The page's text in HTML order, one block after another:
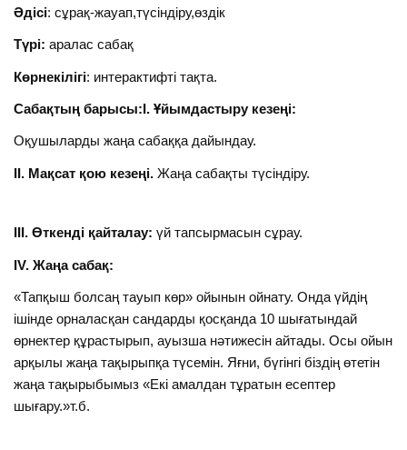
Әдісі: сұрақ-жауап,түсіндіру,өздік
Түрі:аралас сабақ
Көрнекілігі: интерактифті тақта.
Сабақтың барысы:І. Ұйымдастыру кезеңі:
Оқушыларды жаңа сабаққа дайындау.
ІІ. Мақсат қою кезеңі. Жаңа сабақты түсіндіру.
ІІІ. Өткенді қайталау:үй тапсырмасын сұрау.
ІV. Жаңа сабақ:
«Тапқыш болсаң тауып көр» ойынын ойнату. Онда үйдің
ішінде орналасқан сандарды қосқанда 10 шығатындай
өрнектер құрастырып, ауызша нәтижесін айтады. Осы ойын
арқылы жаңа тақырыпқа түсемін. Яғни, бүгінгі біздің өтетін
жаңа тақырыбымыз «Екі амалдан тұратын есептер
шығару.»т.б.